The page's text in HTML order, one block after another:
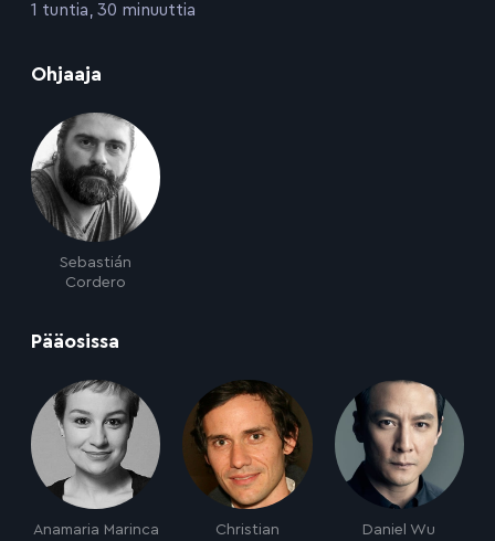
:1 tuntia, 30 minuuttia
Ohjaaja
Sebastián
Cordero
Pääosissa
Anamaria Marinca
Christian
Daniel Wu